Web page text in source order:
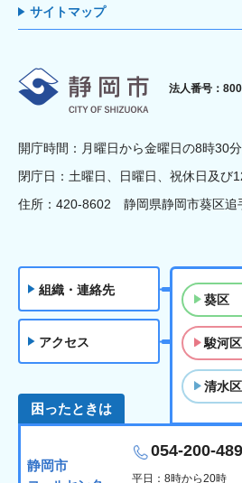
サイトマップ
静岡市
法人番号：
開庁時間：月曜日から金曜日の8時30
閉庁日：土曜日、日曜日、祝休日及び
住所：420-8602 静岡県静岡市葵区追
組織・連絡先
アクセス
葵区
駿河区
清水区
困ったときは
静岡市
054-200-
平日：8時から20時